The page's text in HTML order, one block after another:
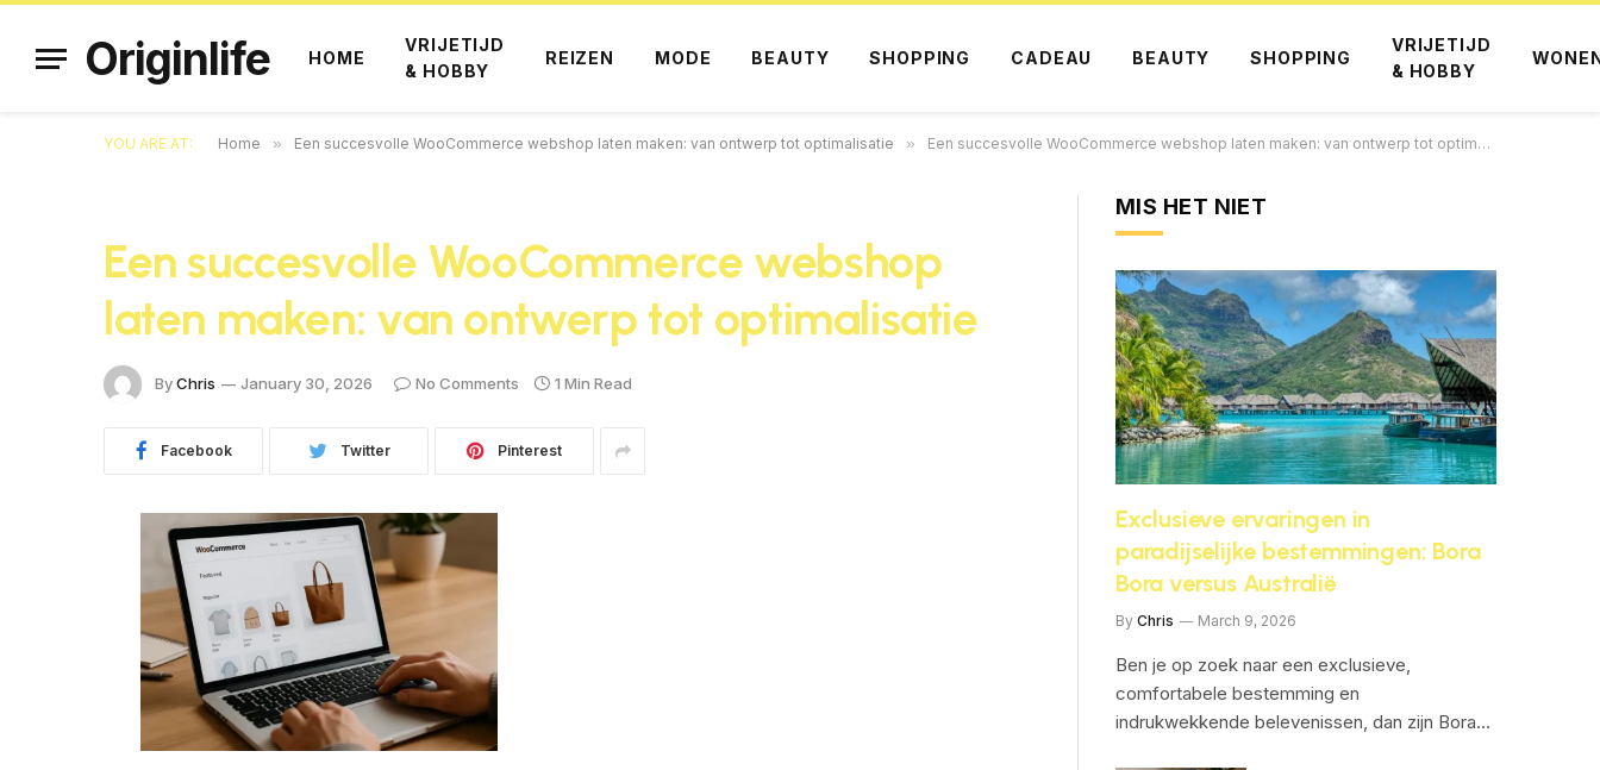
Originlife HOME
VRIJETIJD
& HOBBY
REIZEN MODE BEAUTY SHOPPING CADEAU BEAUTY SHOPPING
VRIJETIJD
& HOBBY
YOU ARE AT: Home » Een succesvolle WooCommerce webshop laten maken: van ontwerp tot optimalisatie » Een succesvolle WooCommerce webshop laten maken: van ontwerp tot optimalisatie
Een succesvolle WooCommerce webshop
laten maken: van ontwerp tot optimalisatie
ByChris January 30, 2026 No Comments 1 Min Read
Facebook Twitter Pinterest
MIS HET NIET
Exclusieve ervaringen in
paradijselijke bestemmingen: Bora
Bora versus Australië
By Chris March 9, 2026
Ben je op zoek naar een exclusieve,
comfortabele bestemming en
indrukwekkende belevenissen, dan zijn Bora…